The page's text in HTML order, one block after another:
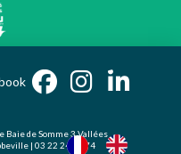
Baie de Somme 3 Vallées
| 03 22 24 40 74